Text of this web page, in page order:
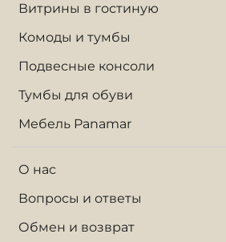
Витрины в гостиную
Комоды и тумбы
Подвесные консоли
Тумбы для обуви
Мебель Panamar
О нас
Вопросы и ответы
Обмен и возврат